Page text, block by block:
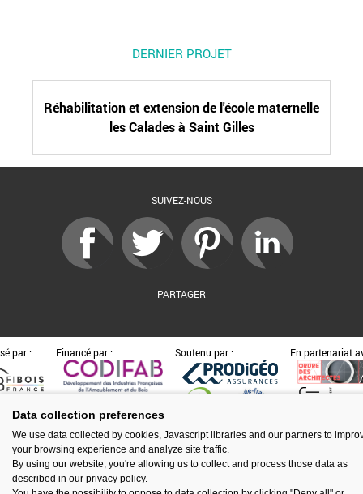
DERNIER PROJET
Réhabilitation et extension de l'école maternelle
les Calades à Saint Gilles
SUIVEZ-NOUS
PARTAGER
par : Financé par : Soutenu par : En partenariat
Espace presse Kit de communication Contact
Mentions légales
Newsletter
Gestion des cookies
Data collection preferences
We use data collected by cookies, Javascript libraries and our partners to
your browsing experience and analyze site traffic.
By using our website, you're allowing us to collect and process those data as
described in our privacy policy.